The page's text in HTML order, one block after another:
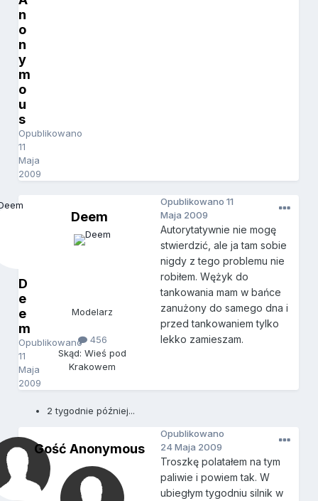
n
o
n
y
m
o
u
s
Opublikowano
11
Maja
2009
D
e
e
m
Opublikowano
11
Maja
2009
Deem
Modelarz
456
Skąd: Wieś pod
Krakowem
Opublikowano11
Maja 2009
Autorytatywnie nie mogę
stwierdzić, ale ja tam sobie
nigdy z tego problemu nie
robiłem. Wężyk do
tankowania mam w bańce
zanużony do samego dna i
przed tankowaniem tylko
lekko zamieszam.
2 tygodnie później...
Gość Anonymous
Opublikowano
24 Maja 2009
Troszkę polatałem na tym
paliwie i powiem tak. W
ubiegłym tygodniu silnik w